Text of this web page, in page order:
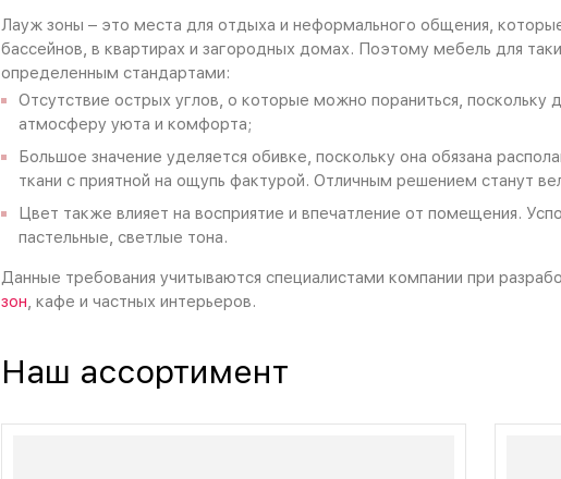
Лауж зоны – это места для отдыха и неформального общения,
бассейнов, в квартирах и загородных домах. Поэтому мебель для
определенным стандартами:
Отсутствие острых углов, о которые можно пораниться, поскольку
атмосферу уюта и комфорта;
Большое значение уделяется обивке, поскольку она обязана
ткани с приятной на ощупь фактурой. Отличным решением станут
Цвет также влияет на восприятие и впечатление от помещения.
пастельные, светлые тона.
Данные требования учитываются специалистами компании при
зон, кафе и частных интерьеров.
Наш ассортимент